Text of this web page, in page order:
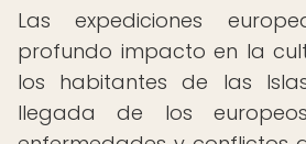
Las expediciones
profundo impacto en la
los habitantes de las
llegada de los